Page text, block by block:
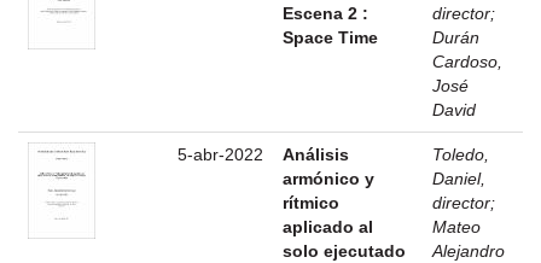
Escena 2 :
Space Time
director;
Durán
Cardoso,
José
David
5-abr-2022
Análisis
armónico y
rítmico
aplicado al
solo ejecutado
Toledo,
Daniel,
director;
Mateo
Alejandro